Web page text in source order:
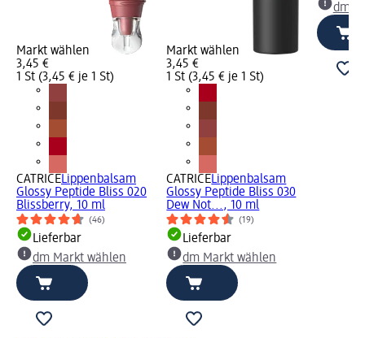
Markt wählen
3,45 €
1 St (3,45 € je 1 St)
CATRICELippenbalsam
Glossy Peptide Bliss 020
Blissberry, 10 ml
(46)
Lieferbar
dm Markt wählen
Markt wählen
3,45 €
1 St (3,45 € je 1 St)
CATRICELippenbalsam
Glossy Peptide Bliss 030
Dew Not..., 10 ml
(19)
Lieferbar
dm Markt wählen
dm